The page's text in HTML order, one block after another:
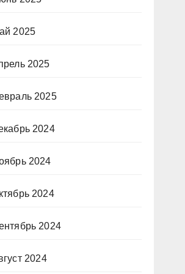
2025
2025
2025
2024
2024
2024
2024
2024